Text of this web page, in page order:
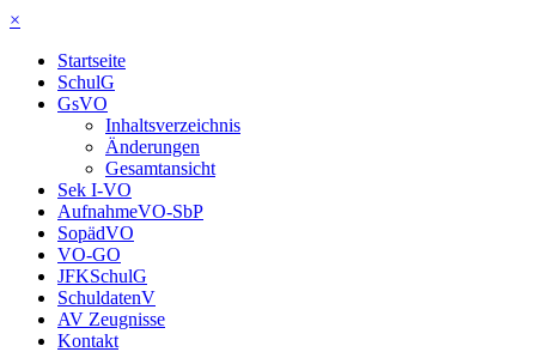
×
Startseite
SchulG
GsVO
Inhaltsverzeichnis
Änderungen
Gesamtansicht
Sek I-VO
AufnahmeVO-SbP
SopädVO
VO-GO
JFKSchulG
SchuldatenV
AV Zeugnisse
Kontakt